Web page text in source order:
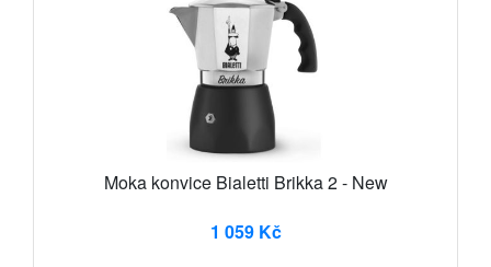
Moka konvice Bialetti Brikka 2 - New
1 059 Kč